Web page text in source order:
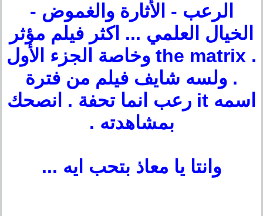
الرعب - الأثارة والغموض -
الخيال العلمي ... اكثر فيلم مؤثر
. the matrix وخاصة الجزء الأول
. ولسه شايف فيلم من فترة
اسمه it رعب انما تحفة . انصحك
بمشاهدته .
وانتا يا معاذ بتحب ايه ...